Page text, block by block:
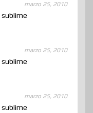
marzo 25, 2010
sublime
marzo 25, 2010
sublime
marzo 25, 2010
sublime